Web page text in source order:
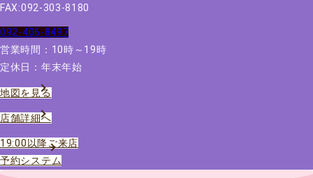
FAX:092-303-8180
092-406-8497
営業時間：10時～19時
定休日：年末年始
地図を見る
店舗詳細へ
19:00以降ご来店
予約システム